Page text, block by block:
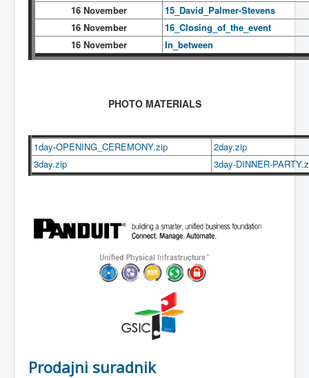
16 November
15_David_Palmer-Stevens
16 November
16_Closing_of_the_event
16 November
In_between
PHOTO MATERIALS
1day-OPENING_CEREMONY.zip
2day.zip
3day.zip
3day-DINNER-
Prodajni suradnik